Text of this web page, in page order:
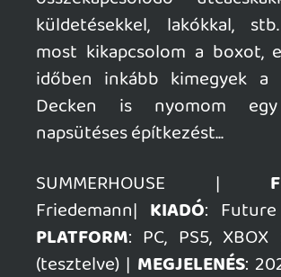
Necroman Mk2
Necroman Mk2 2026.05.21 14:26:07 #210sk
Egy biomban csak egy épületet lehet
felhúzni és csinosítani, vagy akár egy
egész utcányit?